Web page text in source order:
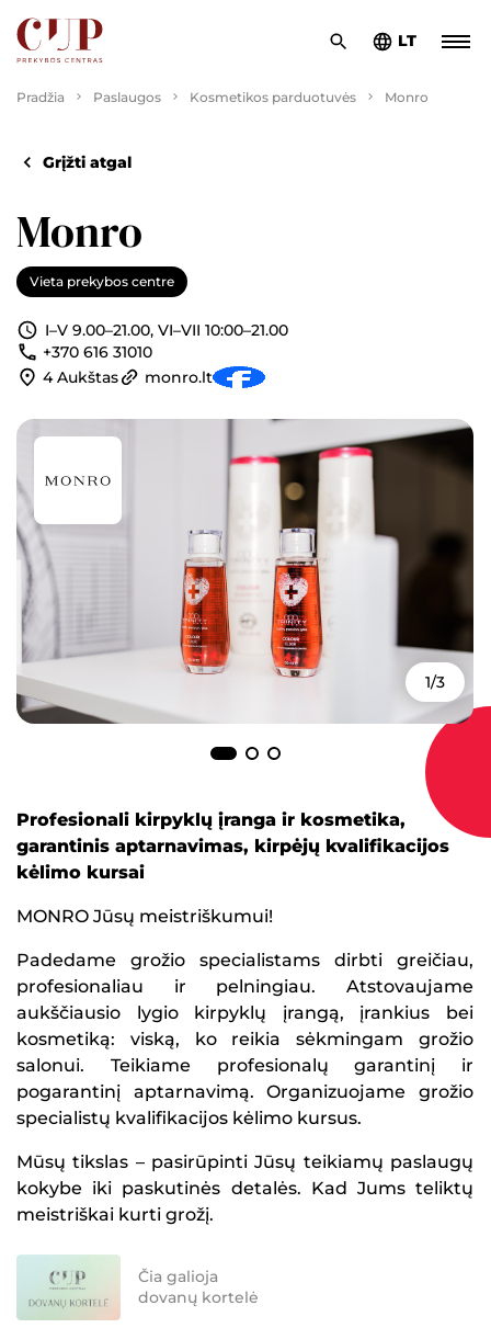
LT
Pradžia Paslaugos Kosmetikos parduotuvės Monro
Grįžti atgal
Monro
Vieta prekybos centre
I–V 9.00–21.00, VI–VII 10:00–21.00
+370 616 31010
4 Aukštas
monro.lt
1/3
Profesionali kirpyklų įranga ir kosmetika,
garantinis aptarnavimas, kirpėjų kvalifikacijos
kėlimo kursai
MONRO Jūsų meistriškumui!
Padedame grožio specialistams dirbti greičiau,
profesionaliau ir pelningiau. Atstovaujame
aukščiausio lygio kirpyklų įrangą, įrankius bei
kosmetiką: viską, ko reikia sėkmingam grožio
salonui. Teikiame profesionalų garantinį ir
pogarantinį aptarnavimą. Organizuojame grožio
specialistų kvalifikacijos kėlimo kursus.
Mūsų tikslas – pasirūpinti Jūsų teikiamų paslaugų
kokybe iki paskutinės detalės. Kad Jums teliktų
meistriškai kurti grožį.
Čia galioja
dovanų kortelė